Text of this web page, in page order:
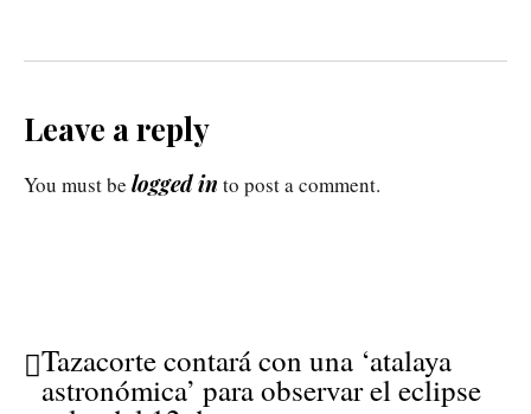
Leave a reply
You must be logged in to post a comment.
Tazacorte contará con una ‘atalaya
astronómica’ para observar el eclipse